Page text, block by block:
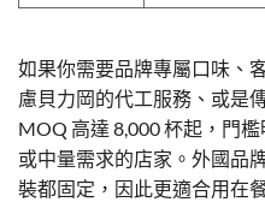
如果你需要品牌專屬口味、
慮貝力岡的代工服務、或是
MOQ 高達 8,000 杯起，門
或中量需求的店家。外國品
裝都固定，因此更適合用在